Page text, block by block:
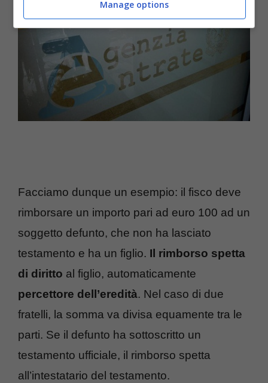
Facciamo dunque un esempio: il fisco deve
rimborsare un importo pari ad euro 100 ad un
soggetto defunto, che non ha lasciato
testamento e ha un figlio. Il rimborso spetta
di diritto al figlio, automaticamente
percettore dell’eredità. Nel caso di due
fratelli, la somma va divisa equamente tra le
parti. Se il defunto ha sottoscritto un
testamento ufficiale, il rimborso spetta
all’intestatario del testamento.
Manage options